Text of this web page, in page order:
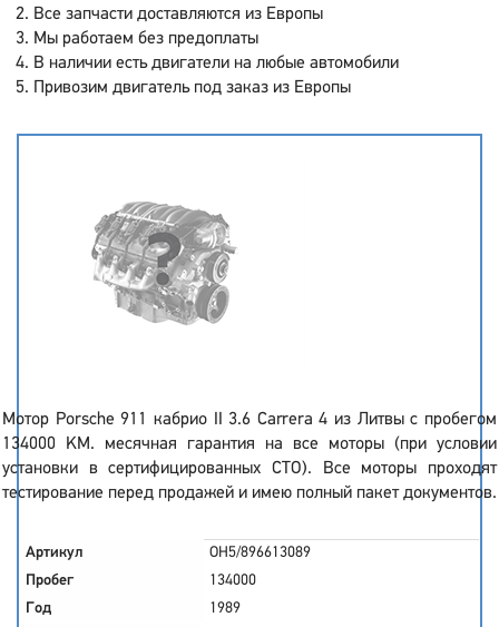
Все запчасти доставляются из Европы
Мы работаем без предоплаты
В наличии есть двигатели на любые автомобили
Привозим двигатель под заказ из Европы
Мотор Porsche 911 кабрио II 3.6 Carrera 4 из Литвы с пробегом
134000 KM. месячная гарантия на все моторы (при условии
установки в сертифицированных СТО). Все моторы проходят
тестирование перед продажей и имею полный пакет документов.
Артикул
OH5/896613089
Пробег
134000
Год
1989